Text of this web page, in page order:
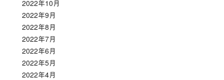
2022年10月
2022年9月
2022年8月
2022年7月
2022年6月
2022年5月
2022年4月